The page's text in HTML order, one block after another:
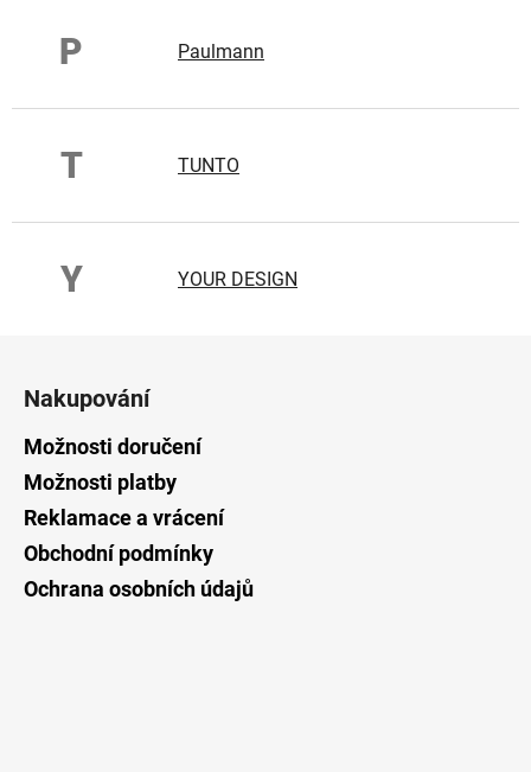
P Paulmann
T TUNTO
Y YOUR DESIGN
Nakupování
Možnosti doručení
Možnosti platby
Reklamace a vrácení
Obchodní podmínky
Ochrana osobních údajů